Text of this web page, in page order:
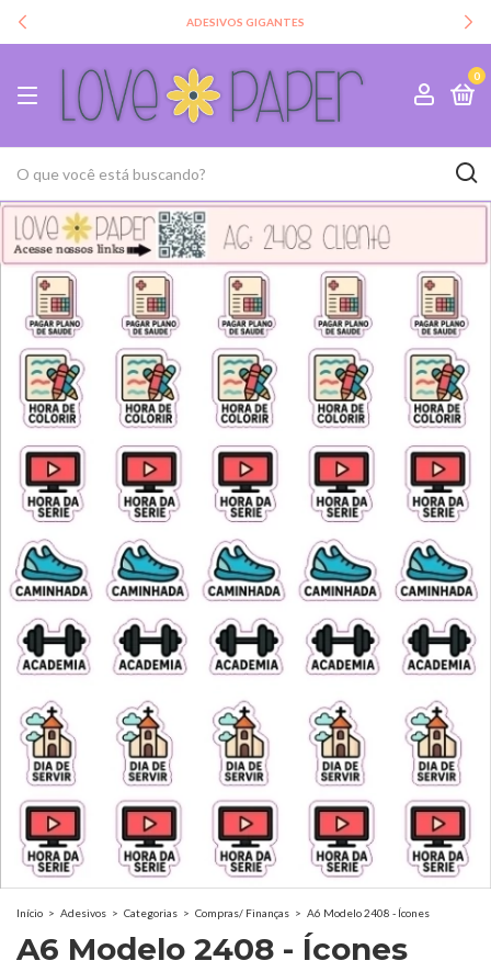
ADESIVOS GIGANTES
0
Início > Adesivos > Categorias > Compras/ Finanças > A6 Modelo 2408 - Ícones
A6 Modelo 2408 - Ícones